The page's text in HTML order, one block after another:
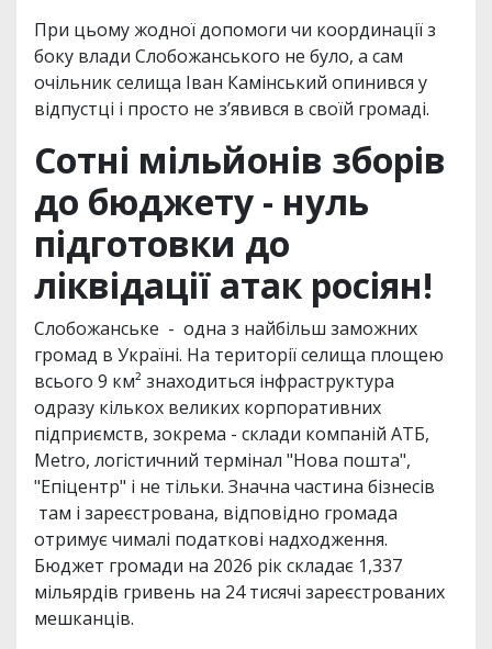
При цьому жодної допомоги чи координації з
боку влади Слобожанського не було, а сам
очільник селища Іван Камінський опинився у
відпустці і просто не зʼявився в своїй громаді.
Сотні мільйонів зборів
до бюджету - нуль
підготовки до
ліквідації атак росіян!
Слобожанське - одна з найбільш заможних
громад в Україні. На території селища площею
всього 9 км² знаходиться інфраструктура
одразу кількох великих корпоративних
підприємств, зокрема - склади компаній АТБ,
Metro, логістичний термінал "Нова пошта",
"Епіцентр" і не тільки. Значна частина бізнесів
там і зареєстрована, відповідно громада
отримує чималі податкові надходження.
Бюджет громади на 2026 рік складає 1,337
мільярдів гривень на 24 тисячі зареєстрованих
мешканців.